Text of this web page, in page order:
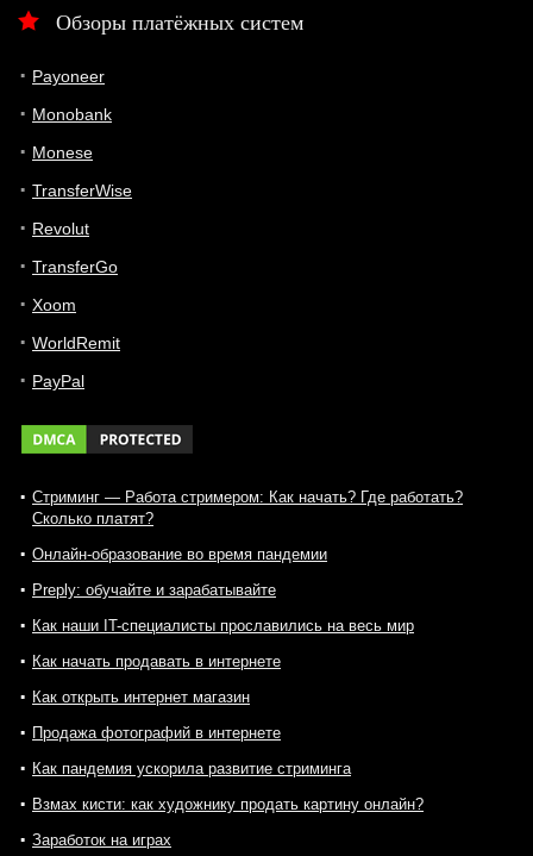
Обзоры платёжных систем
Payoneer
Monobank
Monese
TransferWise
Revolut
TransferGo
Xoom
WorldRemit
PayPal
Стриминг — Работа стримером: Как начать? Где работать?
Сколько платят?
Онлайн-образование во время пандемии
Preply: обучайте и зарабатывайте
Как наши IT-специалисты прославились на весь мир
Как начать продавать в интернете
Как открыть интернет магазин
Продажа фотографий в интернете
Как пандемия ускорила развитие стриминга
Взмах кисти: как художнику продать картину онлайн?
Заработок на играх